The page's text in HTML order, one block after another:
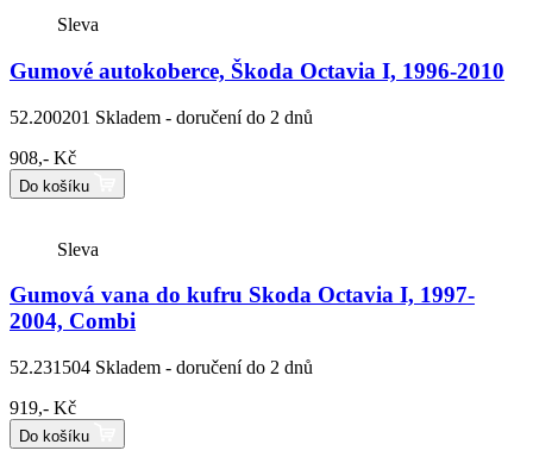
Sleva
Gumové autokoberce, Škoda Octavia I, 1996-2010
52.200201 Skladem - doručení do 2 dnů
908,- Kč
Do košíku
Sleva
Gumová vana do kufru Skoda Octavia I, 1997-
2004, Combi
52.231504 Skladem - doručení do 2 dnů
919,- Kč
Do košíku